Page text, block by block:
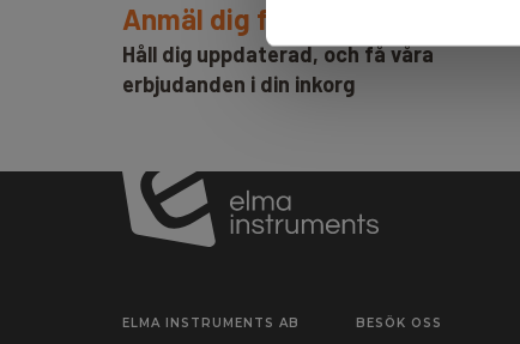
Anmäl dig för att få E-News!
Håll dig uppdaterad, och få våra
erbjudanden i din inkorg
ELMA INSTRUMENTS AB BESÖK OSS